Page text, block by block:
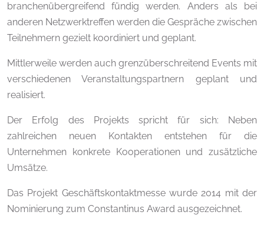
branchenübergreifend fündig werden. Anders als bei
anderen Netzwerktreffen werden die Gespräche zwischen
Teilnehmern gezielt koordiniert und geplant.
Mittlerweile werden auch grenzüberschreitend Events mit
verschiedenen Veranstaltungspartnern geplant und
realisiert.
Der Erfolg des Projekts spricht für sich: Neben
zahlreichen neuen Kontakten entstehen für die
Unternehmen konkrete Kooperationen und zusätzliche
Umsätze.
Das Projekt Geschäftskontaktmesse wurde 2014 mit der
Nominierung zum Constantinus Award ausgezeichnet.